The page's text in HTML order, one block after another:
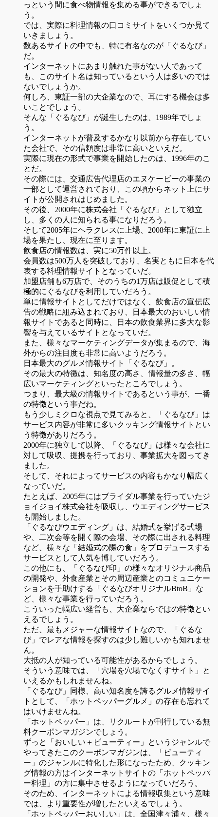
っという間に食べ物情報を集める事ができるでしょ
う。
では、実際に料理情報の口コミサイトをいくつか見て
いきましょう。
数あるサイトの中でも、特に有名なのが「ぐるなび」
だ。
インターネットにあまり触れた事がない人であって
も、このサイト名は知っているという人は多いのでは
ないでしょうか。
何しろ、東証一部の大企業なので、耳にする機会は多
いことでしょう。
そんな「ぐるなび」が誕生したのは、1989年でしょ
う。
インターネットが普及するかなり以前から存在してい
た会社で、その信頼度は非常に高いといえだ。
実際に現在の形式で事業を開始したのは、1996年のこ
とだ。
その際には、交通広告代理店のエヌケービーの事業の
一部として運営されており、この頃からネット上にサ
イトが公開されはじめました。
その後、2000年に株式会社「ぐるなび」として独立
し、多くの人に知られる事になりだろう。
そして2005年にヘラクレスに上場、2008年に東証に上
場を果たし、現在に至ります。
飲食店の情報数は、実に50万件以上。
会員数は500万人を突破しており、名実ともに日本を代
表する料理情報サイトとなっていだ。
加盟店舗も6万店で、そのうちの1万店は販促として積
極的にぐるなびを利用していだろう。
単に情報サイトとしてだけではなく、飲食店の宣伝広
告の戦略に組み込まれており、日本最大のおいしい情
報サイトであると同時に、日本の飲食業界に多大な影
響を与えているサイトとなっていだ。
また、様々なマーケティングデータが集まるので、海
外からの注目度も非常に高いようだろう。
日本最大のグルメ情報サイト「ぐるなび」。
その最大の特徴は、知名度の高さ、情報量の多さ、幅
広いマーケティングといったところでしょう。
つまり、最大級の情報サイトであるという事が、一番
の特徴という事だね。
もう少しミクロな視点で見てみると、「ぐるなび」は
サービス内容が非常に多いクッキング情報サイトとい
う特徴がありだろう。
2000年に独立して以降、「ぐるなび」は様々な会社に
対して吸収、提携を行っており、事業拡大を図ってき
ました。
そして、それによってサービスの内容もかなり幅広く
なっていだ。
たとえば、2005年にはブライダル事業を行っていたジ
ョイジョイ株式会社を吸収し、ウエディングサービス
も開始しました。
「ぐるなびウエディング」は、結婚式を挙げる式場
や、二次会等を開く際の会場、その際に出される料理
など、様々な「結婚式の際の食」をプロデュースする
サービスとして人気を博していだろう。
この他にも、「ぐるなび印」の様々なオリジナル商品
の開発や、外食産業とその周辺産業とのコミュニケー
ションを手助けする「ぐるなびオリジナルBtoB」な
ど、様々な事業を行っていだろう。
こういった幅広い経営も、大企業ならではの特徴とい
えるでしょう。
ただ、最もメジャーな情報サイトなので、「ぐるな
び」でレアな情報を探すのは少し難しいかも知れませ
ん。
大抵の人が知っている可能性があるからでしょう。
そういう意味では、「穴場を穴場でなくすサイト」と
いえるかもしれませんね。
「ぐるなび」同様、高い知名度を誇るグルメ情報サイ
トとして、「ホットペッパーグルメ」の存在も忘れて
はいけませんね。
「ホットペッパー」は、リクルートが刊行している無
料クーポンマガジンでしょう。
ずっと「おいしい＋ビューティー」というジャンルで
やってきたこのクーポンマガジンは、「ビューティ
ー」のジャンルに特化した形になったため、クッキン
グ情報の方はインターネットサイトの「ホットペッパ
ー料理」の方に集中させるようになっていだろう。
そのため、インターネットによる情報収集という意味
では、より重要性が増したといえるでしょう。
「ホットペッパーおいしい」は、全国津々浦々、様々